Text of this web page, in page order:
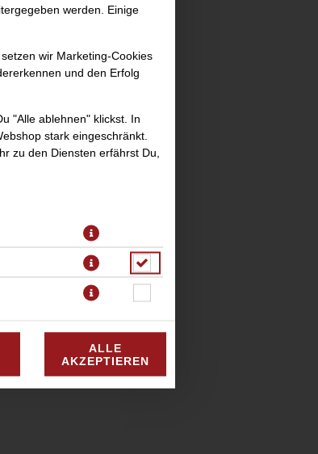
Champignons und Oregano
werden. Einige
wir Marketing-Cookies
und den Erfolg
"Alle ablehnen" klickst. In
stark eingeschränkt.
zu den Diensten erfährst Du,
ALLE
AKZEPTIEREN